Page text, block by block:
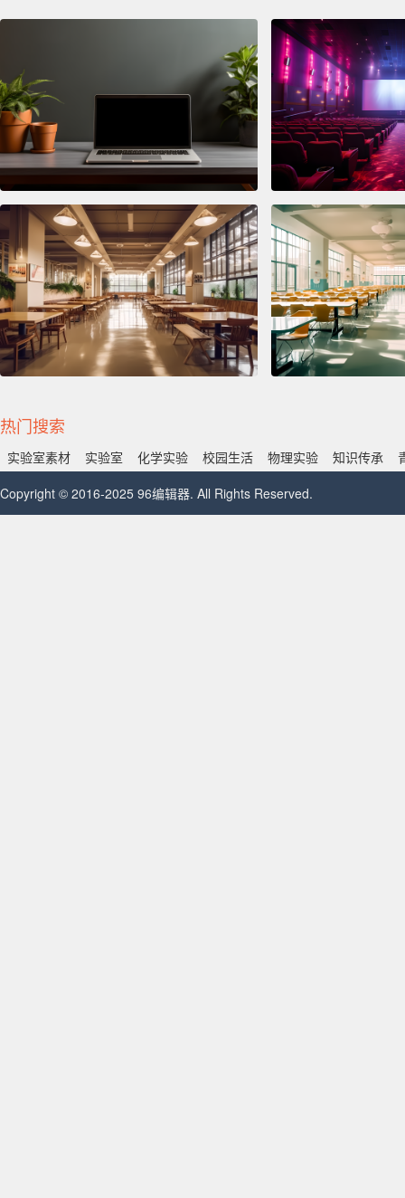
热门搜索
实验室素材 实验室 化学实验 校园生活 物理实验 知识传承
Copyright © 2016-2025 96编辑器. All Rights Reserved.